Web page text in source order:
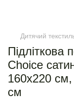
Дитячий
Підліткова
Choice
160х220
см